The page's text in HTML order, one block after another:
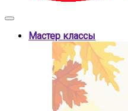
Мастер классы